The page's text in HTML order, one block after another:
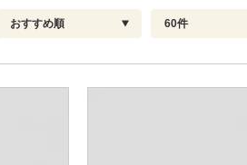
解除 配送指定
お届け日時指定可
お届け時間帯指定可
おすすめ順
新着順
60件
60